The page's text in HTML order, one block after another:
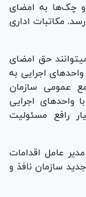
و چک‌ها به امضای
مکاتبات اداری
حق امضای
اجرایی به
عمومی سازمان
اجرایی
رافع مسئولیت
عامل اقدامات
سازمان نافذ و